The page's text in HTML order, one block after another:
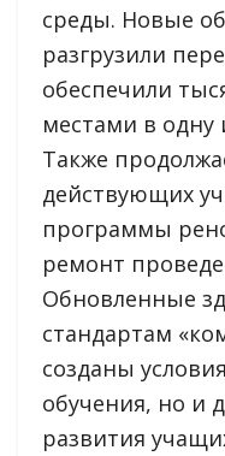
среды. Новые
разгрузили
обеспечили
местами в одну
Также
действующих
программы
ремонт
Обновленные
стандартам
созданы
обучения, но и
развития